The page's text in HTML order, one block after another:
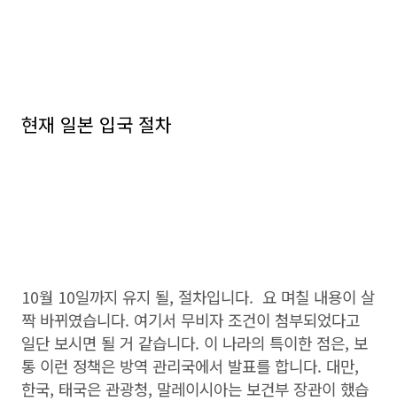
현재 일본 입국 절차
10월 10일까지 유지 될, 절차입니다. 요 며칠 내용이 살
짝 바뀌였습니다. 여기서 무비자 조건이 첨부되었다고
일단 보시면 될 거 같습니다. 이 나라의 특이한 점은, 보
통 이런 정책은 방역 관리국에서 발표를 합니다. 대만,
한국, 태국은 관광청, 말레이시아는 보건부 장관이 했습